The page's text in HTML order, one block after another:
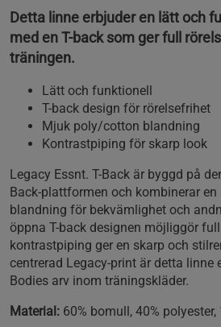
Detta linne erbjuder en lätt och
med en T-back som ger full
träningen.
Lätt och funktionell
T-back design för rörelsefrihet
Mjuk poly/cotton blandning
Kontrastpiping för skarp look
Legacy Essnt. T-Back är byggd på
Back-plattformen och kombinerar
blandning för bekvämlighet och
öppna T-back designen möjliggör
kontrastpiping ger en skarp och
centrerad Legacy-print är detta linne
Bodies arv inom träningskläder.
Material: 60% bomull, 40%